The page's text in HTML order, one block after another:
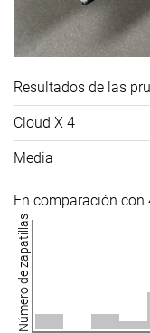
Resultados de las
Cloud X 4
Media
En comparación
Número de zapatillas